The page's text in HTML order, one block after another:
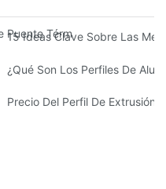
Puente Térmico De Montaje
15 Ideas Clave Sobre Las
De Extrusión De Aluminio
¿Qué Son Los Perfiles De
Aluminio?
Precio Del Perfil De Extrusión